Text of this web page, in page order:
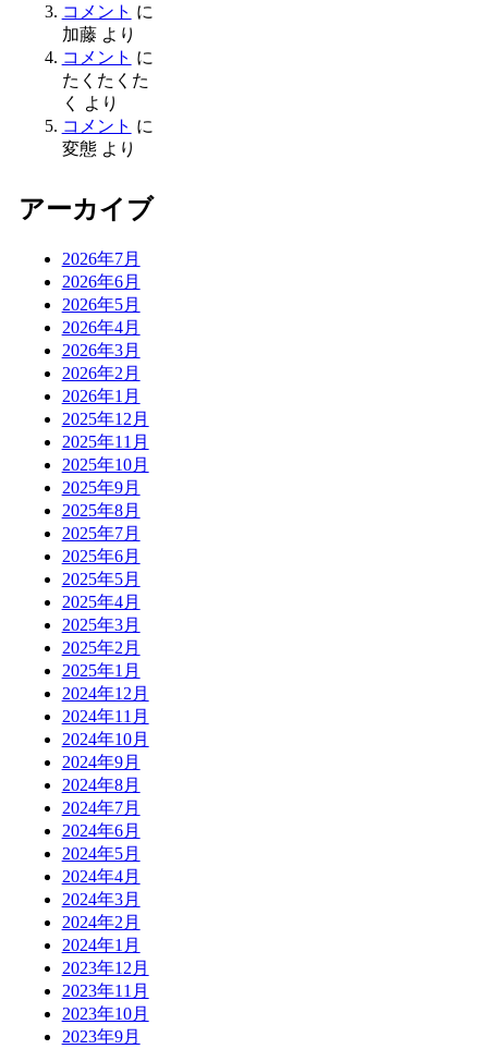
コメント に
加藤より
コメント に
たくたくた
く
より
コメント に
変態より
アーカイブ
2026年7月
2026年6月
2026年5月
2026年4月
2026年3月
2026年2月
2026年1月
2025年12月
2025年11月
2025年10月
2025年9月
2025年8月
2025年7月
2025年6月
2025年5月
2025年4月
2025年3月
2025年2月
2025年1月
2024年12月
2024年11月
2024年10月
2024年9月
2024年8月
2024年7月
2024年6月
2024年5月
2024年4月
2024年3月
2024年2月
2024年1月
2023年12月
2023年11月
2023年10月
2023年9月